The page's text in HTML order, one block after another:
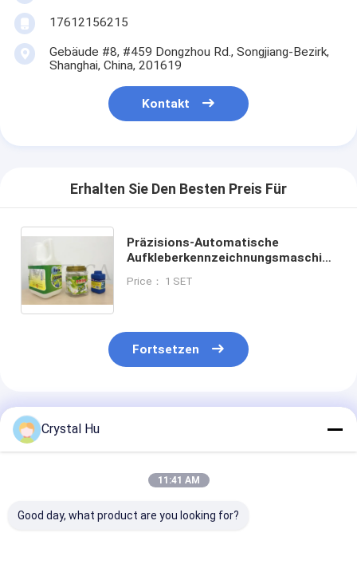
17612156215
Gebäude #8, #459 Dongzhou Rd., Songjiang-Bezirk,
Shanghai, China, 201619
Kontakt
Erhalten Sie Den Besten Preis Für
Präzisions-Automatische
Aufkleberkennzeichnungsmaschine
Price： 1 SET
Fortsetzen
Empfohlene Produkte
Crystal Hu
11:41 AM
Good day, what product are you looking for?